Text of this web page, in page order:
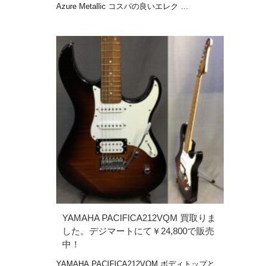
Azure Metallic コスパの良いエレク …
YAMAHA PACIFICA212VQM 買取りま
した。デジマートにて￥24,800で販売
中！
YAMAHA PACIFICA212VQM ボディトップと